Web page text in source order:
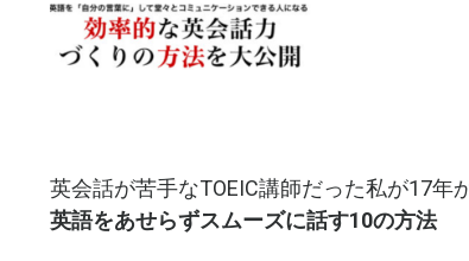
英会話が苦手なTOEIC講師だった私が17年
英語をあせらずスムーズに話す10の方法